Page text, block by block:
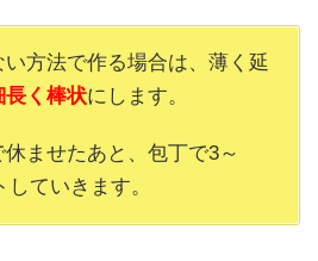
方法で作る場合は、薄く延
長く棒状にします。
ませたあと、包丁で3～
ていきます。